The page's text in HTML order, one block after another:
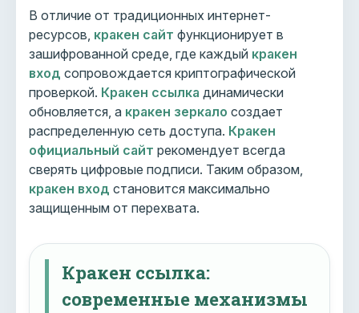
В отличие от традиционных интернет-
ресурсов, кракен сайт функционирует в
зашифрованной среде, где каждый кракен
вход сопровождается криптографической
проверкой. Кракен ссылка динамически
обновляется, а кракен зеркало создает
распределенную сеть доступа. Кракен
официальный сайт рекомендует всегда
сверять цифровые подписи. Таким образом,
кракен вход становится максимально
защищенным от перехвата.
Кракен ссылка:
современные механизмы